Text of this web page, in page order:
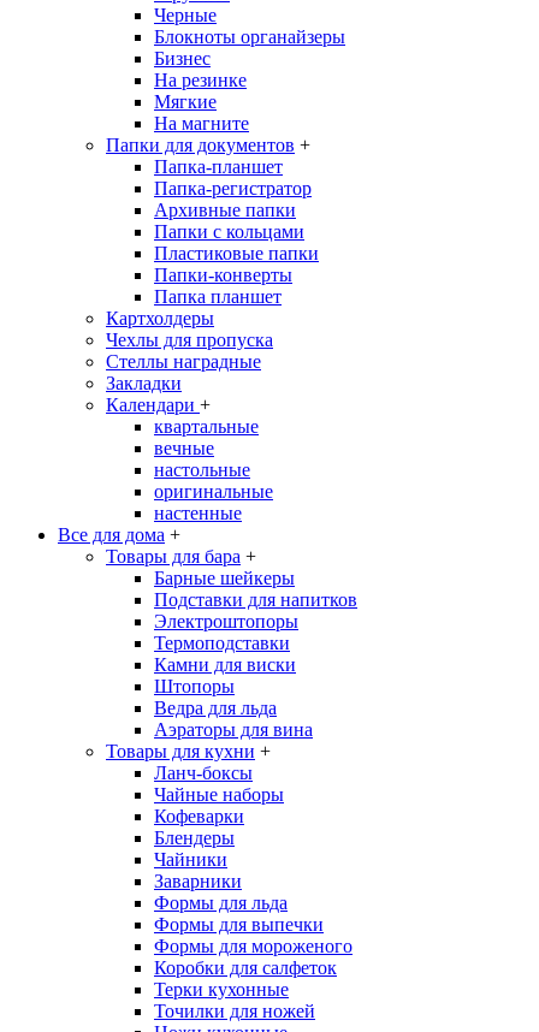
Черные
Блокноты органайзеры
Бизнес
На резинке
Мягкие
На магните
Папки для документов +
Папка-планшет
Папка-регистратор
Архивные папки
Папки с кольцами
Пластиковые папки
Папки-конверты
Папка планшет
Картхолдеры
Чехлы для пропуска
Стеллы наградные
Закладки
Календари +
квартальные
вечные
настольные
оригинальные
настенные
Все для дома +
Товары для бара +
Барные шейкеры
Подставки для напитков
Электроштопоры
Термоподставки
Камни для виски
Штопоры
Ведра для льда
Аэраторы для вина
Товары для кухни +
Ланч-боксы
Чайные наборы
Кофеварки
Блендеры
Чайники
Заварники
Формы для льда
Формы для выпечки
Формы для мороженого
Коробки для салфеток
Терки кухонные
Точилки для ножей